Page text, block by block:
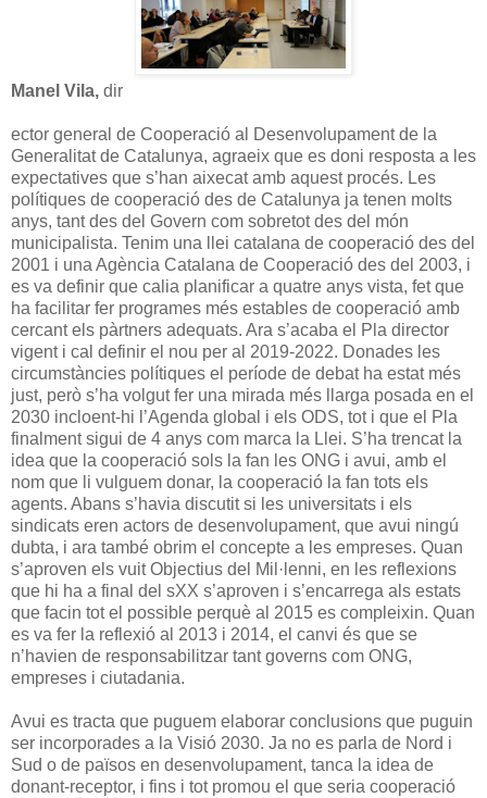
Manel Vila, dir
ector general de Cooperació al Desenvolupament de la
Generalitat de Catalunya, agraeix que es doni resposta a les
expectatives que s’han aixecat amb aquest procés. Les
polítiques de cooperació des de Catalunya ja tenen molts
anys, tant des del Govern com sobretot des del món
municipalista. Tenim una llei catalana de cooperació des del
2001 i una Agència Catalana de Cooperació des del 2003, i
es va definir que calia planificar a quatre anys vista, fet que
ha facilitar fer programes més estables de cooperació amb
cercant els pàrtners adequats. Ara s’acaba el Pla director
vigent i cal definir el nou per al 2019-2022. Donades les
circumstàncies polítiques el període de debat ha estat més
just, però s’ha volgut fer una mirada més llarga posada en el
2030 incloent-hi l’Agenda global i els ODS, tot i que el Pla
finalment sigui de 4 anys com marca la Llei. S’ha trencat la
idea que la cooperació sols la fan les ONG i avui, amb el
nom que li vulguem donar, la cooperació la fan tots els
agents. Abans s’havia discutit si les universitats i els
sindicats eren actors de desenvolupament, que avui ningú
dubta, i ara també obrim el concepte a les empreses. Quan
s’aproven els vuit Objectius del Mil·lenni, en les reflexions
que hi ha a final del sXX s’aproven i s’encarrega als estats
que facin tot el possible perquè al 2015 es compleixin. Quan
es va fer la reflexió al 2013 i 2014, el canvi és que se
n’havien de responsabilitzar tant governs com ONG,
empreses i ciutadania.
Avui es tracta que puguem elaborar conclusions que puguin
ser incorporades a la Visió 2030. Ja no es parla de Nord i
Sud o de països en desenvolupament, tanca la idea de
donant-receptor, i fins i tot promou el que seria cooperació